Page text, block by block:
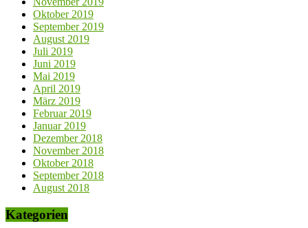
Oktober 2019
September 2019
August 2019
Juli 2019
Juni 2019
Mai 2019
April 2019
März 2019
Februar 2019
Januar 2019
Dezember 2018
November 2018
Oktober 2018
September 2018
August 2018
Kategorien